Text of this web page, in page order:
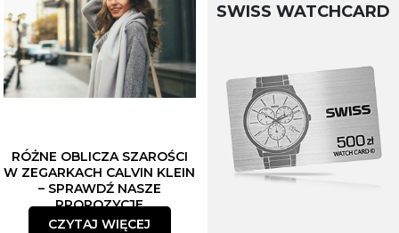
RÓŻNE OBLICZA SZAROŚCI
W ZEGARKACH CALVIN KLEIN
– SPRAWDŹ NASZE
PROPOZYCJE
CZYTAJ WIĘCEJ
SWISS WATCHCARD